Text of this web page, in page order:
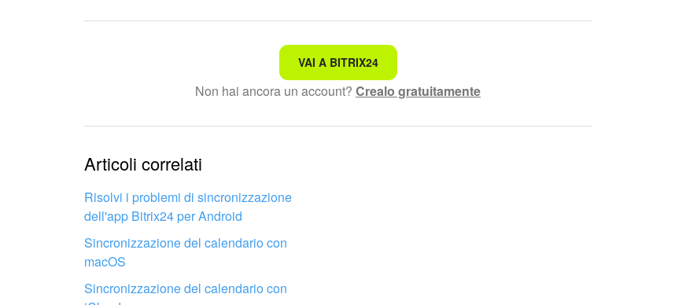
Non è quello che sto cercando.
Troppo breve, ho bisogno di maggiori informazioni.
Non mi soddisfa come funziona questo strumento
VAI A BITRIX24
Non hai ancora un account? Crealo gratuitamente
Articoli correlati
Risolvi i problemi di sincronizzazione
dell'app Bitrix24 per Android
Sincronizzazione del calendario con
macOS
Sincronizzazione del calendario con